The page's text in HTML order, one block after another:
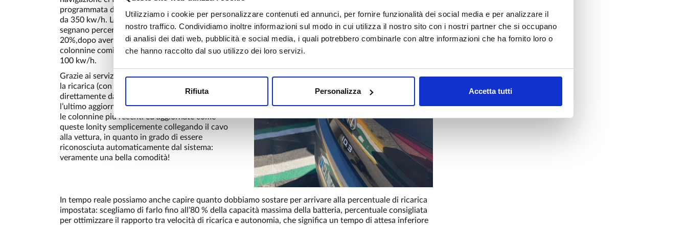
Utilizziamo i cookie per personalizzare contenuti ed annunci, per fornire funzionalità dei social media e per analizzare il
nostro traffico. Condividiamo inoltre informazioni sul modo in cui utilizza il nostro sito con i nostri partner che si occupano
di analisi dei dati web, pubblicità e social media, i quali potrebbero combinarle con altre informazioni che ha fornito loro o
che hanno raccolto dal suo utilizzo dei loro servizi.
Rifiuta Personalizza Accetta tutti
programmata dove ci aspettano colonnine Ionity
da 350 kw/h. Le nostre Volkswagen ID, che
segnano percentuali residue tra il 10 e il
20%,dopo aver collegato il cavo trifase delle
colonnine cominciano a ricaricarsi velocemente a
100 kw/h.
Grazie ai servizi We Charge è possibile far partire
la ricarica (con addebito fine mese) tramite card,
direttamente dalla APP dello SmartPhone e, con
l’ultimo aggiornamento software 3.0 delle ID, con
le colonnine più recenti ed aggiornate come
queste Ionity semplicemente collegando il cavo
alla vettura, in quanto in grado di essere
riconosciuta automaticamente dal sistema:
veramente una bella comodità!
In tempo reale possiamo anche capire quanto dobbiamo sostare per arrivare alla percentuale di ricarica
impostata: scegliamo di farlo fino all’80 % della capacità massima della batteria, percentuale consigliata
per ottimizzare il rapporto tra velocità di ricarica e autonomia, che significa un tempo di attesa inferiore